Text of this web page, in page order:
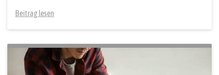
Beitrag lesen